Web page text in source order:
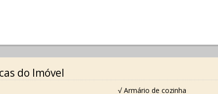
do Imóvel
√ Armário de cozinha